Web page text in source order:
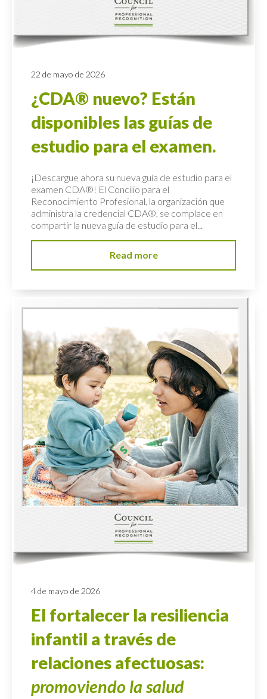
22 de mayo de 2026
¿CDA® nuevo? Están
disponibles las guías de
estudio para el examen.
¡Descargue ahora su nueva guía de estudio para el
examen CDA®! El Concilio para el
Reconocimiento Profesional, la organización que
administra la credencial CDA®, se complace en
compartir la nueva guía de estudio para el...
Read more
4 de mayo de 2026
El fortalecer la resiliencia
infantil a través de
relaciones afectuosas:
promoviendo la salud